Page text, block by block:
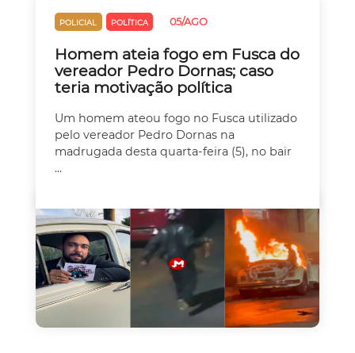
POLICIAL POLÍTICA 05/AGO
Homem ateia fogo em Fusca do
vereador Pedro Dornas; caso
teria motivação política
Um homem ateou fogo no Fusca utilizado
pelo vereador Pedro Dornas na
madrugada desta quarta-feira (5), no bair
...